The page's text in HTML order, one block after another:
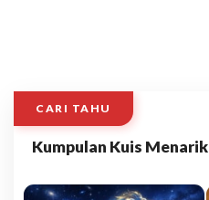
CARI TAHU
Kumpulan Kuis Menarik